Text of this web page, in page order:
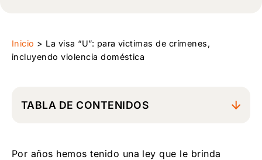
Inicio > La visa “U”: para victimas de crímenes,
incluyendo violencia doméstica
TABLA DE CONTENIDOS
Por años hemos tenido una ley que le brinda